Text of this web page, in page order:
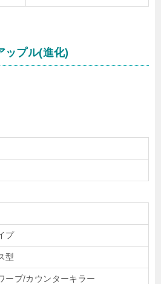
ップル(進化)
プ
型
ープ/カウンターキラー